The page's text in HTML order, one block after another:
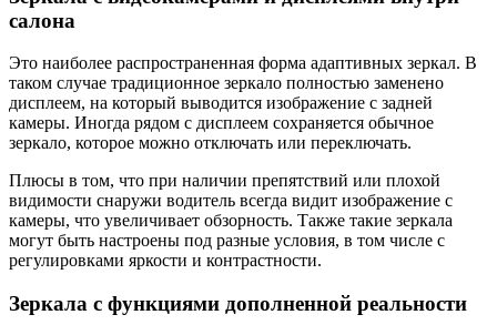
салона
Это наиболее распространенная форма адаптивных зеркал. В
таком случае традиционное зеркало полностью заменено
дисплеем, на который выводится изображение с задней
камеры. Иногда рядом с дисплеем сохраняется обычное
зеркало, которое можно отключать или переключать.
Плюсы в том, что при наличии препятствий или плохой
видимости снаружи водитель всегда видит изображение с
камеры, что увеличивает обзорность. Также такие зеркала
могут быть настроены под разные условия, в том числе с
регулировками яркости и контрастности.
Зеркала с функциями дополненной реальности